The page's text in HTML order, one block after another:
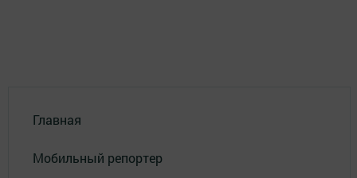
Главная
Мобильный репортер